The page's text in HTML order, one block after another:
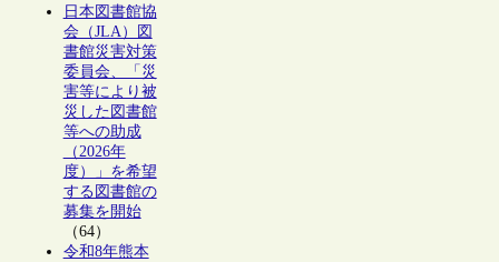
日本図書館協
会（JLA）図
書館災害対策
委員会、「災
害等により被
災した図書館
等への助成
（2026年
度）」を希望
する図書館の
募集を開始
（64）
令和8年熊本